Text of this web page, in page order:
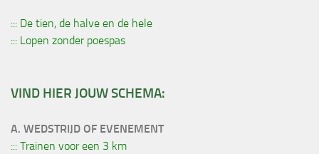
::: De tien, de halve en de hele
::: Lopen zonder poespas
VIND HIER JOUW SCHEMA:
A. WEDSTRIJD OF EVENEMENT
::: Trainen voor een 3 km